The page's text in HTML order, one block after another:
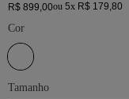
R$ 899,00ou 5x R$ 179,80
Cor
Tamanho